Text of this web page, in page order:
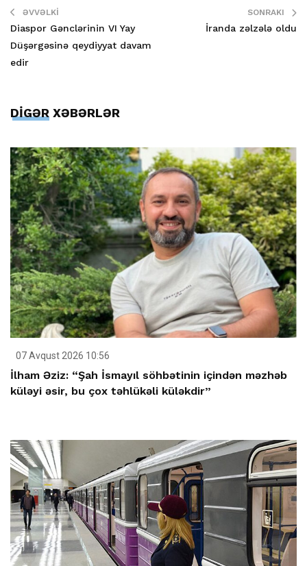
ƏVVƏLKI
Diaspor Gənclərinin VI Yay
Düşərgəsinə qeydiyyat davam
edir
SONRAKI
İranda zəlzələ oldu
DİGƏR XƏBƏRLƏR
07 Avqust 2026 10:56
İlham Əziz: “Şah İsmayıl söhbətinin içindən məzhəb
küləyi əsir, bu çox təhlükəli küləkdir”